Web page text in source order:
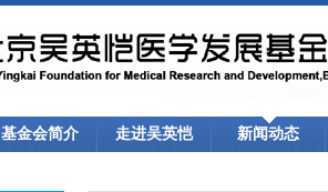
基金会简介 走进吴英恺 新闻动态